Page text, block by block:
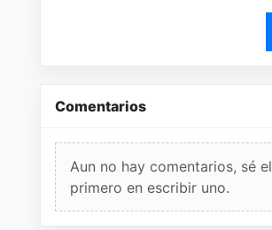
Comentarios
Aun no hay comentarios, sé el
primero en escribir uno.